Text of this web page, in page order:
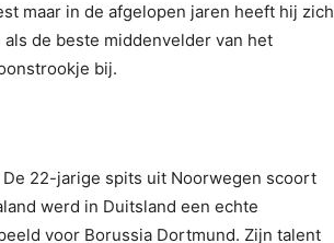
maar in de afgelopen jaren heeft hij zich
de beste middenvelder van het
bij.
22-jarige spits uit Noorwegen scoort
werd in Duitsland een echte
voor Borussia Dortmund. Zijn talent